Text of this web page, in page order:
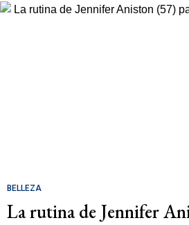
BELLEZA
La rutina de Jennifer